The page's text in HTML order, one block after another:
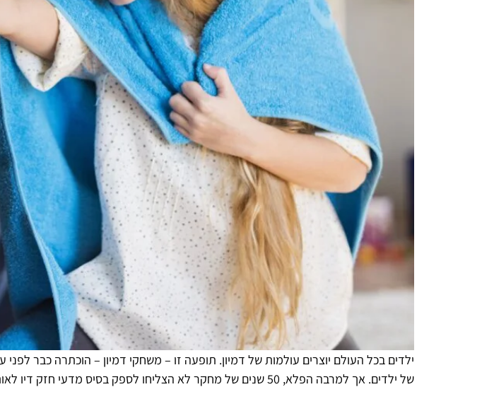
ילדים בכל העולם יוצרים עולמות של דמיון. תופעה זו – משחקי דמיון – הוכתרה כבר
של ילדים. אך למרבה הפלא, 50 שנים של מחקר לא הצליחו לספק בסיס מדעי חזק דיו לאותם יתרונות התפתחותיים שרבים כל כך בטוחים בהם.